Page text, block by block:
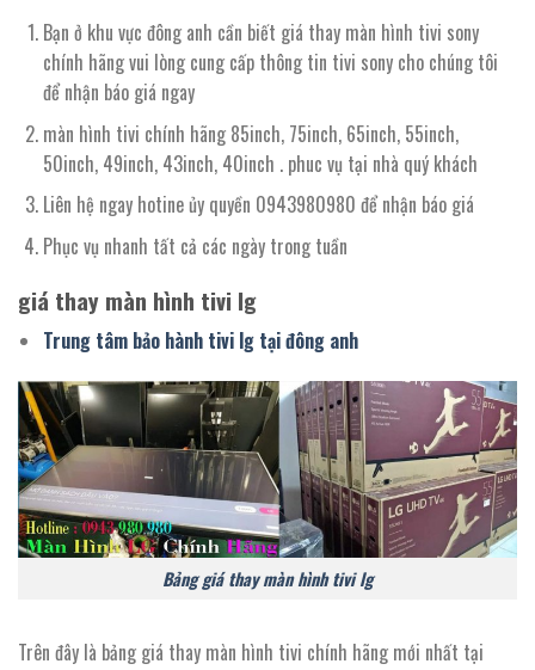
Bạn ở khu vực đông anh cần biết giá thay màn hình tivi sony
chính hãng vui lòng cung cấp thông tin tivi sony cho chúng tôi
để nhận báo giá ngay
màn hình tivi chính hãng 85inch, 75inch, 65inch, 55inch,
50inch, 49inch, 43inch, 40inch . phuc vụ tại nhà quý khách
Liên hệ ngay hotine ủy quyền 0943980980 để nhận báo giá
Phục vụ nhanh tất cả các ngày trong tuần
giá thay màn hình tivi lg
Trung tâm bảo hành tivi lg tại đông anh
Bảng giá thay màn hình tivi lg
Trên đây là bảng giá thay màn hình tivi chính hãng mới nhất tại